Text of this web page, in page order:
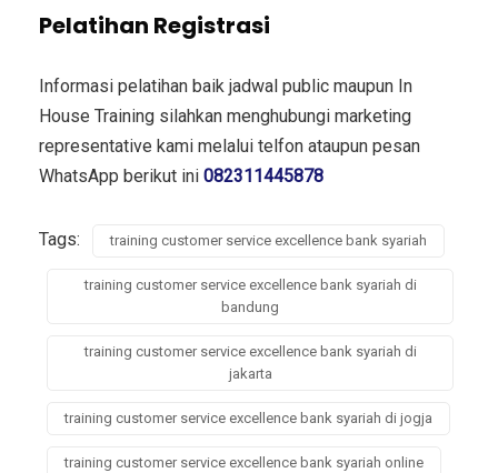
Pelatihan Registrasi
Informasi pelatihan baik jadwal public maupun In
House Training silahkan menghubungi marketing
representative kami melalui telfon ataupun pesan
WhatsApp berikut ini 082311445878
Tags: training customer service excellence bank syariah
training customer service excellence bank syariah di
bandung
training customer service excellence bank syariah di
jakarta
training customer service excellence bank syariah di jogja
training customer service excellence bank syariah online